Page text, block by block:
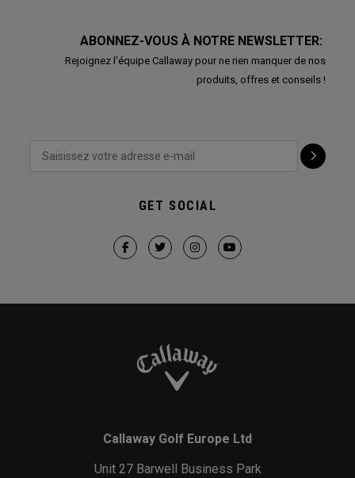
ABONNEZ-VOUS À NOTRE NEWSLETTER:
Rejoignez l'équipe Callaway pour ne rien manquer de nos
produits, offres et conseils !
GET SOCIAL
Callaway Golf Europe Ltd
Unit 27 Barwell Business Park